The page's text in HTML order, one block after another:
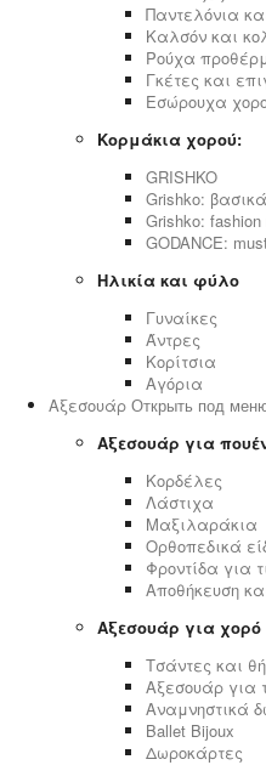
Παντελόνια
Καλσόν και
Ρούχα
Γκέτες και
Εσώρουχα
Κορμάκια χορού:
GRISHKO
Grishko:
Grishko:
GODANCE:
Ηλικία και φύλο
Γυναίκες
Άντρες
Κορίτσια
Αγόρια
Αξεσουάρ Открыть под
Αξεσουάρ για
Κορδέλες
Λάστιχα
Μαξιλαράκια
Ορθοπεδικά
Φροντίδα για
Αποθήκευση
Αξεσουάρ για χορό
Τσάντες και
Αξεσουάρ για
Αναμνηστικά
Ballet Bijoux
Δωροκάρτες